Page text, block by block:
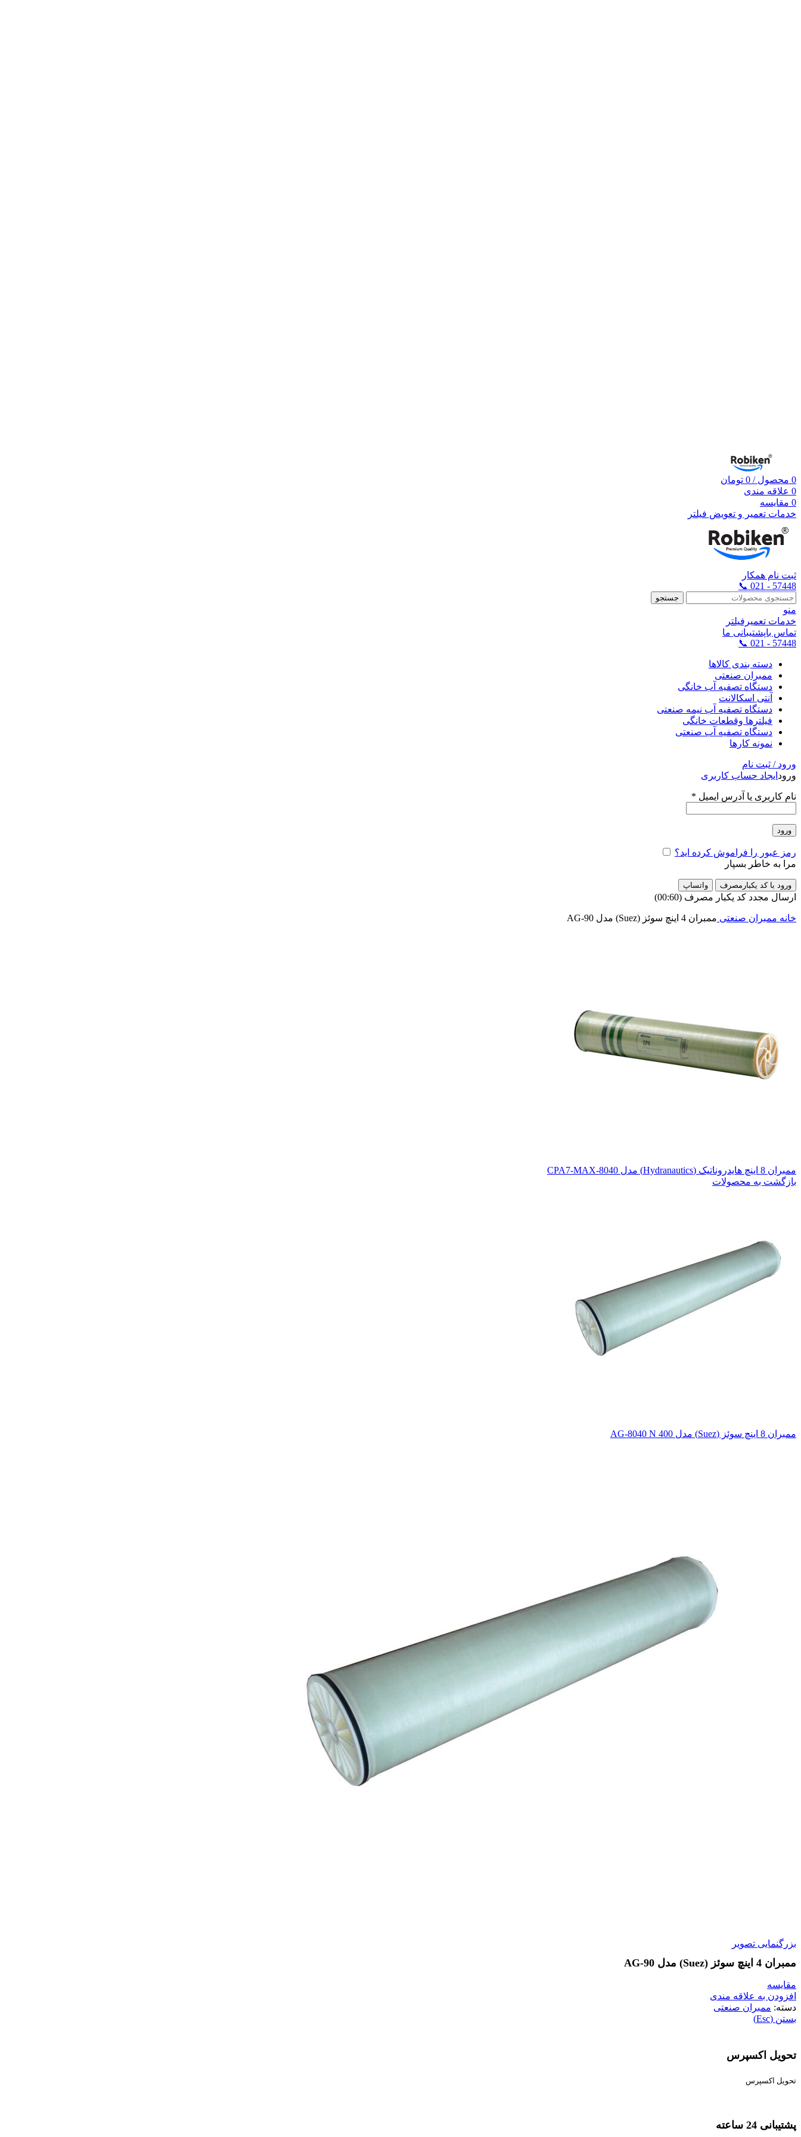
0 محصول /
0 تومان
0 علاقه مندی
0 مقایسه
خدمات تعمیر و تعویض فیلتر
ثبت نام همکار
57448 - 021 📞
جستجو
منو
خدمات تعمیرفیلتر
تماس باپشتیبانی ما
57448 - 021 📞
دسته بندی کالاها
ممبران صنعتی
دستگاه تصفیه آب خانگی
آنتی اسکالانت
دستگاه تصفیه آب نیمه صنعتی
فیلترها وقطعات خانگی
دستگاه تصفیه آب صنعتی
نمونه کارها
ورود / ثبت نام
ورود ایجاد حساب کاربری
نام کاربری یا آدرس ایمیل *
ورود
رمز عبور را فراموش کرده اید؟
مرا به خاطر بسپار
ورود با کد یکبارمصرف واتساپ
ارسال مجدد کد یکبار مصرف (00:
60
)
خانه ممبران صنعتی ممبران 4 اینچ سوئز (Suez) مدل AG-90
ممبران 8 اینچ هایدروناتیک (Hydranautics) مدل CPA7-MAX-8040
بازگشت به محصولات
ممبران 8 اینچ سوئز (Suez) مدل AG-8040 N 400
بزرگنمایی تصویر
ممبران 4 اینچ سوئز (Suez) مدل AG-90
مقایسه
افزودن به علاقه مندی
دسته: ممبران صنعتی
بستن (Esc)
تحویل اکسپرس
تحویل اکسپرس
پشتیبانی 24 ساعته